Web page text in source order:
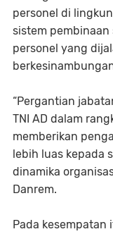
personel di
sistem
personel yang
“Pergantian
TNI AD dalam
memberikan
lebih luas kepada
dinamika
Danrem.
Pada kesempatan